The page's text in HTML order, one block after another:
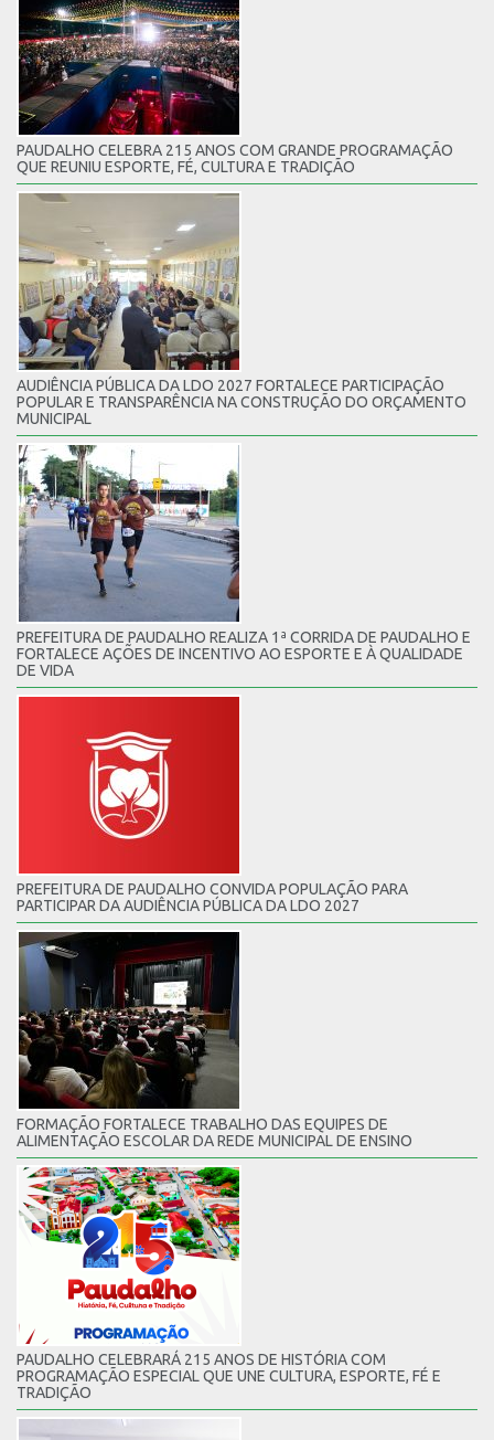
PAUDALHO CELEBRA 215 ANOS COM GRANDE PROGRAMAÇÃO
QUE REUNIU ESPORTE, FÉ, CULTURA E TRADIÇÃO
AUDIÊNCIA PÚBLICA DA LDO 2027 FORTALECE PARTICIPAÇÃO
POPULAR E TRANSPARÊNCIA NA CONSTRUÇÃO DO ORÇAMENTO
MUNICIPAL
PREFEITURA DE PAUDALHO REALIZA 1ª CORRIDA DE PAUDALHO E
FORTALECE AÇÕES DE INCENTIVO AO ESPORTE E À QUALIDADE
DE VIDA
PREFEITURA DE PAUDALHO CONVIDA POPULAÇÃO PARA
PARTICIPAR DA AUDIÊNCIA PÚBLICA DA LDO 2027
FORMAÇÃO FORTALECE TRABALHO DAS EQUIPES DE
ALIMENTAÇÃO ESCOLAR DA REDE MUNICIPAL DE ENSINO
PAUDALHO CELEBRARÁ 215 ANOS DE HISTÓRIA COM
PROGRAMAÇÃO ESPECIAL QUE UNE CULTURA, ESPORTE, FÉ E
TRADIÇÃO